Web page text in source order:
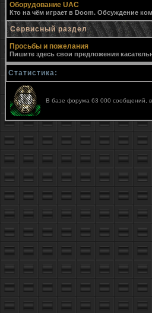
Оборудование UAC
Кто на чём играет в Doom. Обсуждение
Сервисный раздел
Просьбы и пожелания
Пишите здесь свои предложения
Статистика:
В базе форума 63 000 сообщений,